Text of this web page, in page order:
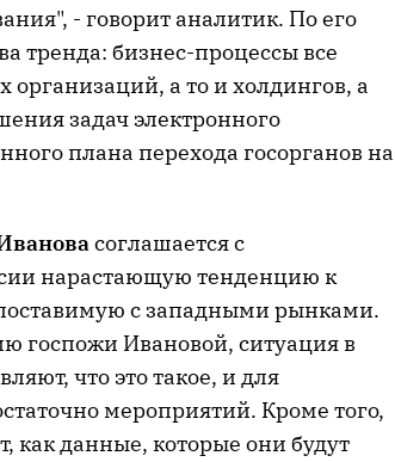
- говорит аналитик. По его
тренда: бизнес-процессы все
а то и холдингов, а
задач электронного
плана перехода госорганов на
соглашается с
нарастающую тенденцию к
с западными рынками.
госпожи Ивановой, ситуация в
что это такое, и для
мероприятий. Кроме того,
как данные, которые они будут